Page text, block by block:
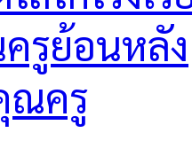
รูย้อนหลัง
ณครู